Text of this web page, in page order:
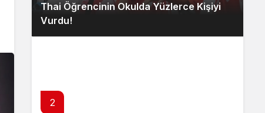
Thai Öğrencinin Okulda Yüzlerce Kişiyi
Vurdu!
2